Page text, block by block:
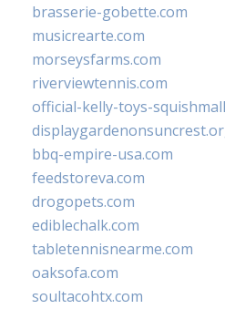
brasserie-gobette.com
musicrearte.com
morseysfarms.com
riverviewtennis.com
official-kelly-toys-
bbq-empire-usa.com
feedstoreva.com
drogopets.com
ediblechalk.com
tabletennisnearme.com
oaksofa.com
soultacohtx.com